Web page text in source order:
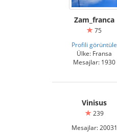
Zam_franca
75
Profili görüntüle
Ülke: Fransa
Mesajlar: 1930
Vinisus
239
Mesajlar: 20031